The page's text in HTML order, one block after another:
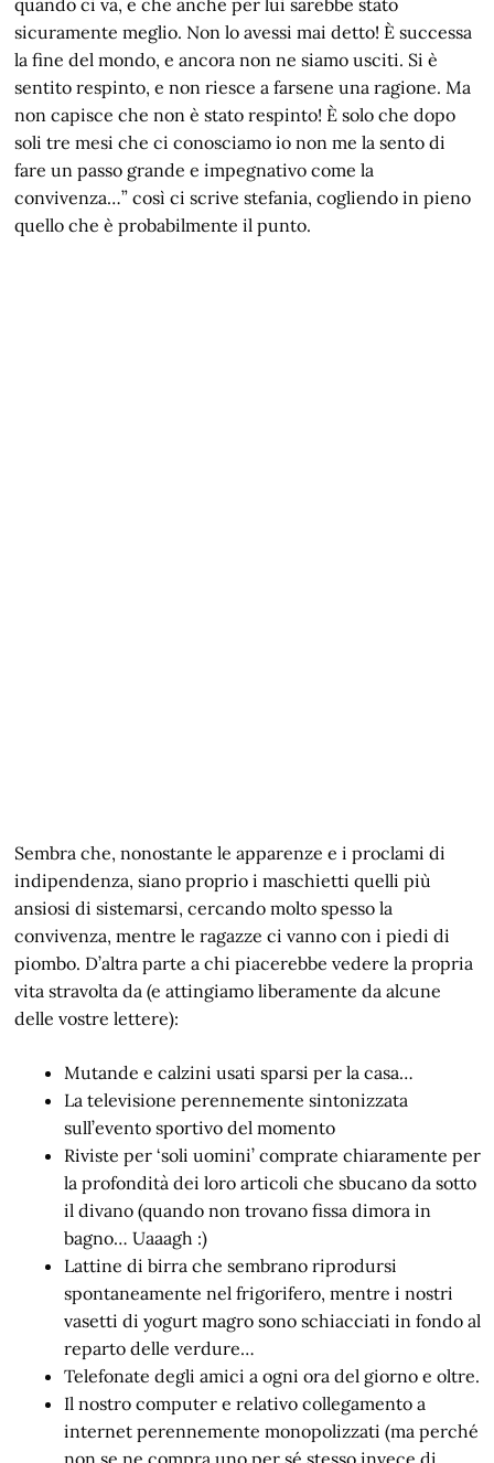
quando ci va, e che anche per lui sarebbe stato
sicuramente meglio. Non lo avessi mai detto! È successa
la fine del mondo, e ancora non ne siamo usciti. Si è
sentito respinto, e non riesce a farsene una ragione. Ma
non capisce che non è stato respinto! È solo che dopo
soli tre mesi che ci conosciamo io non me la sento di
fare un passo grande e impegnativo come la
convivenza…” così ci scrive stefania, cogliendo in pieno
quello che è probabilmente il punto.
Sembra che, nonostante le apparenze e i proclami di
indipendenza, siano proprio i maschietti quelli più
ansiosi di sistemarsi, cercando molto spesso la
convivenza, mentre le ragazze ci vanno con i piedi di
piombo. D’altra parte a chi piacerebbe vedere la propria
vita stravolta da (e attingiamo liberamente da alcune
delle vostre lettere):
Mutande e calzini usati sparsi per la casa…
La televisione perennemente sintonizzata
sull’evento sportivo del momento
Riviste per ‘soli uomini’ comprate chiaramente per
la profondità dei loro articoli che sbucano da sotto
il divano (quando non trovano fissa dimora in
bagno… Uaaagh :)
Lattine di birra che sembrano riprodursi
spontaneamente nel frigorifero, mentre i nostri
vasetti di yogurt magro sono schiacciati in fondo al
reparto delle verdure…
Telefonate degli amici a ogni ora del giorno e oltre.
Il nostro computer e relativo collegamento a
internet perennemente monopolizzati (ma perché